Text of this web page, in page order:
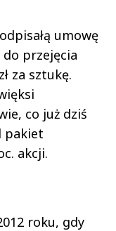
umowę
do przejęcia
za sztukę.
co już dziś
pakiet
akcji.
roku, gdy